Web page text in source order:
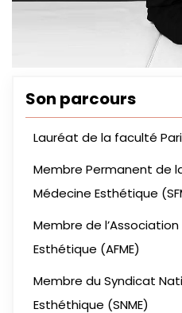
Son parcours
Lauréat de la faculté
Membre Permanent de
Médecine Esthétique
Membre de
Esthétique (AFME)
Membre du Syndicat
Esthéthique (SNME)